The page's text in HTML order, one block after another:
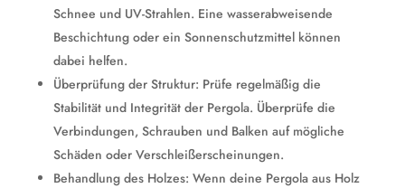
Schnee und UV-Strahlen. Eine wasserabweisende
Beschichtung oder ein Sonnenschutzmittel können
dabei helfen.
Überprüfung der Struktur: Prüfe regelmäßig die
Stabilität und Integrität der Pergola. Überprüfe die
Verbindungen, Schrauben und Balken auf mögliche
Schäden oder Verschleißerscheinungen.
Behandlung des Holzes: Wenn deine Pergola aus Holz